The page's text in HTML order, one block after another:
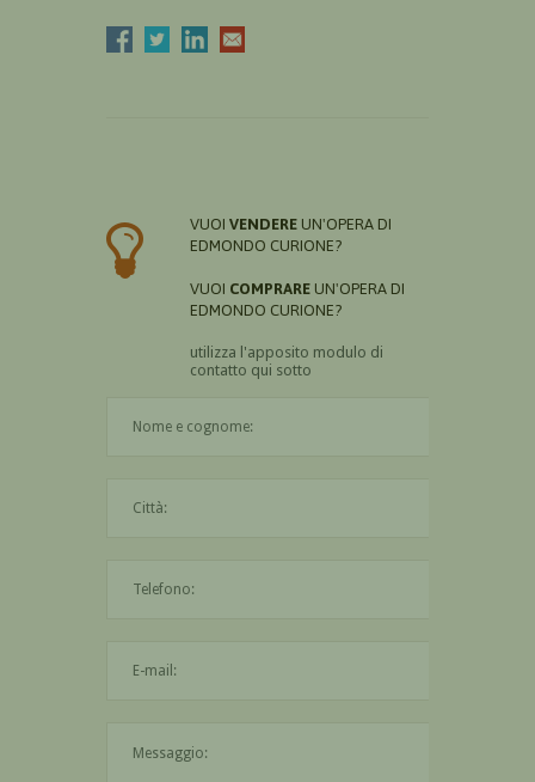
VUOI VENDERE UN'OPERA DI
EDMONDO CURIONE?
VUOI COMPRARE UN'OPERA DI
EDMONDO CURIONE?
utilizza l'apposito modulo di
contatto qui sotto